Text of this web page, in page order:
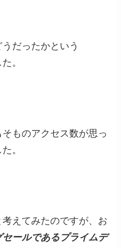
だったかという
。
ものアクセス数が思っ
。
考えてみたのですが、お
セールであるプライムデ